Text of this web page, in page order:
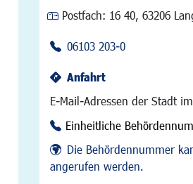
Postfach: 16 40, 63206
06103 203-0
Anfahrt
E-Mail-Adressen der Stadt im
Einheitliche
Die Behördennummer
angerufen werden.